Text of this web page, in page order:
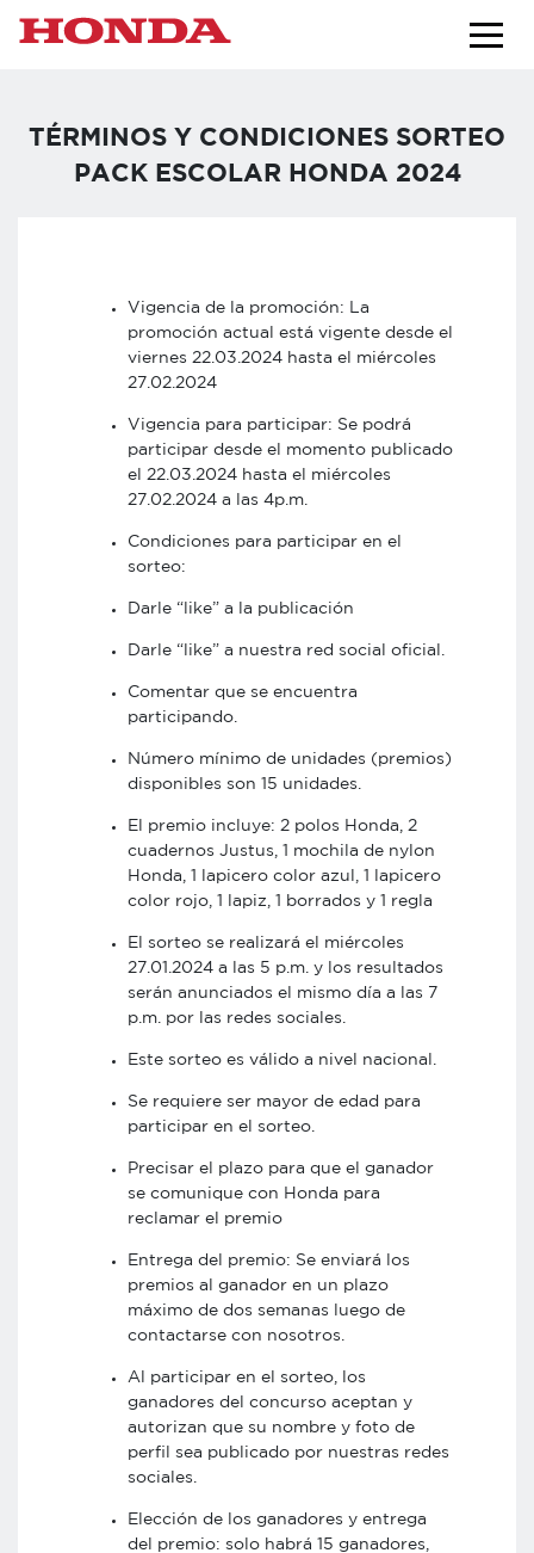
TÉRMINOS Y CONDICIONES SORTEO
PACK ESCOLAR HONDA 2024
Vigencia de la promoción: La
promoción actual está vigente desde el
viernes 22.03.2024 hasta el miércoles
27.02.2024
Vigencia para participar: Se podrá
participar desde el momento publicado
el 22.03.2024 hasta el miércoles
27.02.2024 a las 4p.m.
Condiciones para participar en el
sorteo:
Darle “like” a la publicación
Darle “like” a nuestra red social oficial.
Comentar que se encuentra
participando.
Número mínimo de unidades (premios)
disponibles son 15 unidades.
El premio incluye: 2 polos Honda, 2
cuadernos Justus, 1 mochila de nylon
Honda, 1 lapicero color azul, 1 lapicero
color rojo, 1 lapiz, 1 borrados y 1 regla
El sorteo se realizará el miércoles
27.01.2024 a las 5 p.m. y los resultados
serán anunciados el mismo día a las 7
p.m. por las redes sociales.
Este sorteo es válido a nivel nacional.
Se requiere ser mayor de edad para
participar en el sorteo.
Precisar el plazo para que el ganador
se comunique con Honda para
reclamar el premio
Entrega del premio: Se enviará los
premios al ganador en un plazo
máximo de dos semanas luego de
contactarse con nosotros.
Al participar en el sorteo, los
ganadores del concurso aceptan y
autorizan que su nombre y foto de
perfil sea publicado por nuestras redes
sociales.
Elección de los ganadores y entrega
del premio: solo habrá 15 ganadores,